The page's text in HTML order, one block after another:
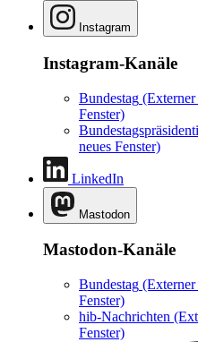
Instagram
Instagram-Kanäle
Bundestag
Fenster)
neues Fenster)
LinkedIn
Mastodon
Mastodon-Kanäle
Bundestag
Fenster)
hib-Nachrichten
Fenster)